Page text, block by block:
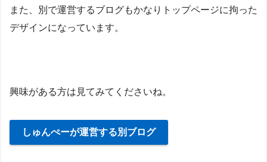
また、別で運営するブログもかなりトップページに拘った
デザインになっています。
興味がある方は見てみてくださいね。
しゅんぺーが運営する別ブログ